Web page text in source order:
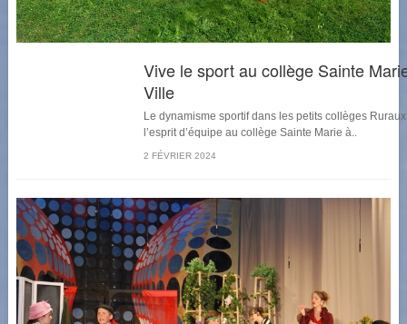
Vive le sport au collège Sainte
Ville
Le dynamisme sportif dans les petits collèges
l’esprit d’équipe au collège Sainte Marie à..
2 FÉVRIER 2024